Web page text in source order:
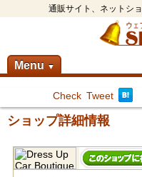
通販サイト、ネットシ
Menu ▼
Check Tweet
ショップ詳細情報